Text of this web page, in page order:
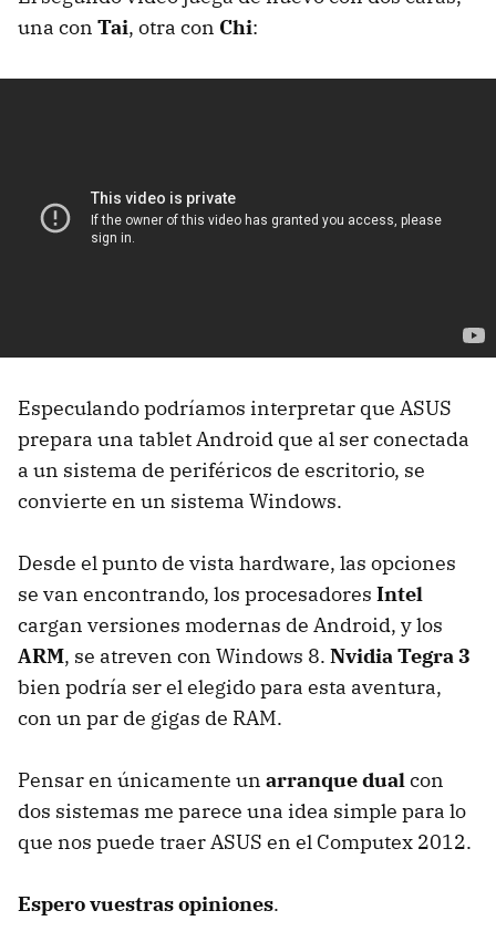
una con Tai, otra con Chi:
Especulando podríamos interpretar que ASUS
prepara una tablet Android que al ser conectada
a un sistema de periféricos de escritorio, se
convierte en un sistema Windows.
Desde el punto de vista hardware, las opciones
se van encontrando, los procesadores Intel
cargan versiones modernas de Android, y los
ARM, se atreven con Windows 8. Nvidia Tegra 3
bien podría ser el elegido para esta aventura,
con un par de gigas de RAM.
Pensar en únicamente un arranque dualcon
dos sistemas me parece una idea simple para lo
que nos puede traerASUS en el Computex 2012.
Espero vuestras opiniones.